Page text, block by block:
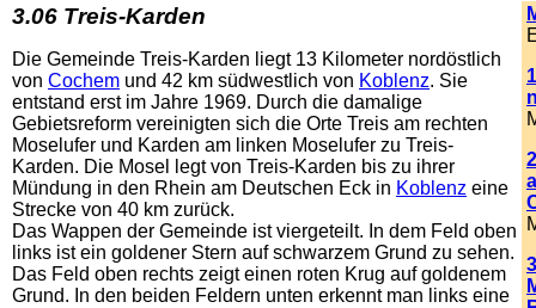
3.06 Treis-Karden
Die Gemeinde Treis-Karden liegt 13 Kilometer nordöstlich
von Cochem und 42 km südwestlich von Koblenz. Sie
entstand erst im Jahre 1969. Durch die damalige
Gebietsreform vereinigten sich die Orte Treis am rechten
Moselufer und Karden am linken Moselufer zu Treis-
Karden. Die Mosel legt von Treis-Karden bis zu ihrer
Mündung in den Rhein am Deutschen Eck in Koblenz eine
Strecke von 40 km zurück.
Das Wappen der Gemeinde ist viergeteilt. In dem Feld oben
links ist ein goldener Stern auf schwarzem Grund zu sehen.
Das Feld oben rechts zeigt einen roten Krug auf goldenem
Grund. In den beiden Feldern unten erkennt man links eine